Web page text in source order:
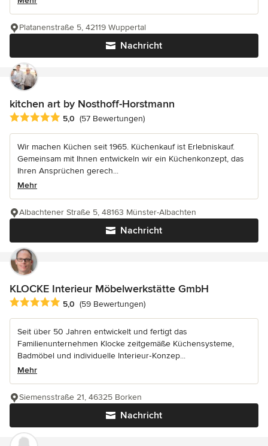
Nachricht
Platanenstraße 5, 42119 Wuppertal
kitchen art by Nosthoff-Horstmann
Durchschnittliche Bewertung: 5 von 5 Sternen
5,0 (57 Bewertungen)
Wir machen Küchen seit 1965. Küchenkauf ist Erlebniskauf.
Gemeinsam mit Ihnen entwickeln wir ein Küchenkonzept, das
Ihren Ansprüchen gerech...
Mehr
Nachricht
Albachtener Straße 5, 48163 Münster-Albachten
KLOCKE Interieur Möbelwerkstätte GmbH
Durchschnittliche Bewertung: 5 von 5 Sternen
5,0 (59 Bewertungen)
Seit über 50 Jahren entwickelt und fertigt das
Familienunternehmen Klocke zeitgemäße Küchensysteme,
Badmöbel und individuelle Interieur‑Konzep...
Mehr
Nachricht
Siemensstraße 21, 46325 Borken